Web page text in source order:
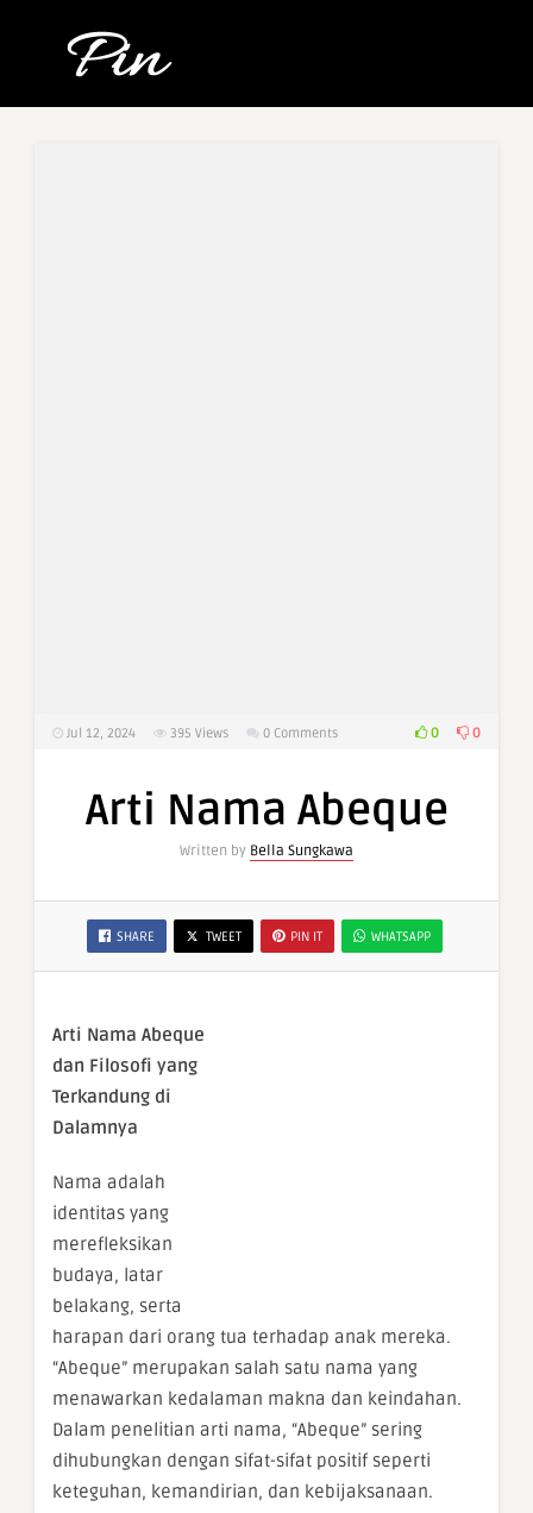
Jul 12, 2024 395 Views 0 Comments 0 0
Arti Nama Abeque
Written by Bella Sungkawa
SHARE TWEET PIN IT WHATSAPP
Arti Nama Abeque
dan Filosofi yang
Terkandung di
Dalamnya
Nama adalah
identitas yang
merefleksikan
budaya, latar
belakang, serta
harapan dari orang tua terhadap anak mereka.
“Abeque” merupakan salah satu nama yang
menawarkan kedalaman makna dan keindahan.
Dalam penelitian arti nama, “Abeque” sering
dihubungkan dengan sifat-sifat positif seperti
keteguhan, kemandirian, dan kebijaksanaan.